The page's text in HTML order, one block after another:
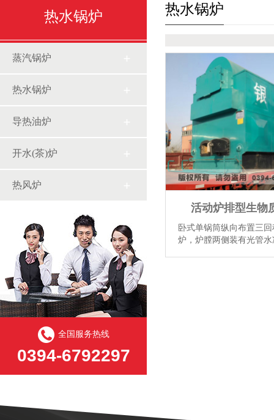
热水锅炉
蒸汽锅炉
热水锅炉
导热油炉
开水(茶)炉
热风炉
全国服务热线
0394-6792297
热水锅炉
活动炉排型生物
卧式单锅筒纵向布置三
炉，炉膛两侧装有光管